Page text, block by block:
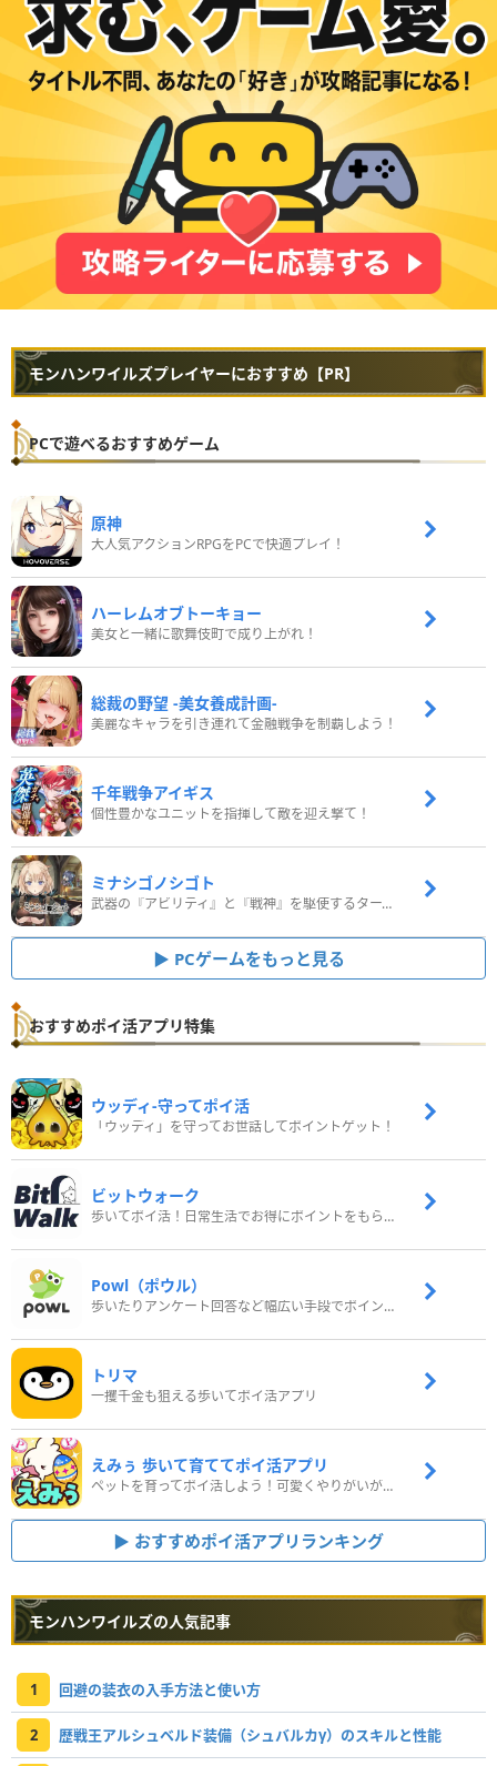
モンハンワイルズプレイヤーにおすすめ【PR】
PCで遊べるおすすめゲーム
原神
大人気アクションRPGをPCで快適プレイ！
ハーレムオブトーキョー
美女と一緒に歌舞伎町で成り上がれ！
総裁の野望 -美女養成計画-
美麗なキャラを引き連れて金融戦争を制覇しよう！
千年戦争アイギス
個性豊かなユニットを指揮して敵を迎え撃て！
ミナシゴノシゴト
武器の『アビリティ』と『戦神』を駆使するターン制コマンドバトルRPG！
PCゲームをもっと見る
おすすめポイ活アプリ特集
ウッディ‐守ってポイ活
「ウッディ」を守ってお世話してポイントゲット！
ビットウォーク
歩いてポイ活！日常生活でお得にポイントをもらおう
Powl（ポウル）
歩いたりアンケート回答など幅広い手段でポイントをゲット
トリマ
一攫千金も狙える歩いてポイ活アプリ
えみぅ 歩いて育ててポイ活アプリ
ペットを育ってポイ活しよう！可愛くやりがいがある新感覚アプリ
おすすめポイ活アプリランキング
モンハンワイルズの人気記事
1 回避の装衣の入手方法と使い方
2 歴戦王アルシュベルド装備（シュバルカγ）のスキルと性能